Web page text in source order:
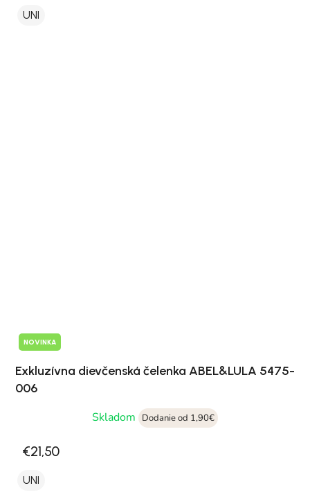
UNI
NOVINKA
Exkluzívna dievčenská čelenka ABEL&LULA 5475-
006
Skladom
Dodanie od 1,90€
€21,50
UNI